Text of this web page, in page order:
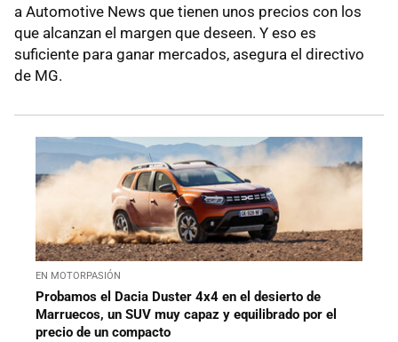
a Automotive News que tienen unos precios con los
que alcanzan el margen que deseen. Y eso es
suficiente para ganar mercados, asegura el directivo
de MG.
EN MOTORPASIÓN
Probamos el Dacia Duster 4x4 en el desierto de
Marruecos, un SUV muy capaz y equilibrado por el
precio de un compacto